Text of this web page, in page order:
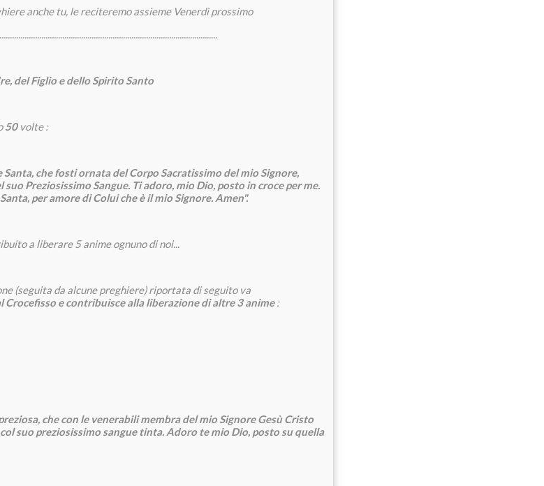
anche tu, le reciteremo assieme Venerdì prossimo
del Figlio e dello Spirito Santo
50volte :
Santa, che fosti ornata del Corpo Sacratissimo del mio Signore,
Preziosissimo Sangue. Ti adoro, mio Dio, posto in croce per me.
per amore di Colui che è il mio Signore. Amen".
a liberare 5 anime ognuno di noi...
(seguita da alcune preghiere) riportata di seguito va
Crocefisso e contribuisce alla liberazione di altre 3 anime:
che con le venerabili membra del mio Signore Gesù Cristo
suo preziosissimo sangue tinta. Adoro te mio Dio, posto su quella